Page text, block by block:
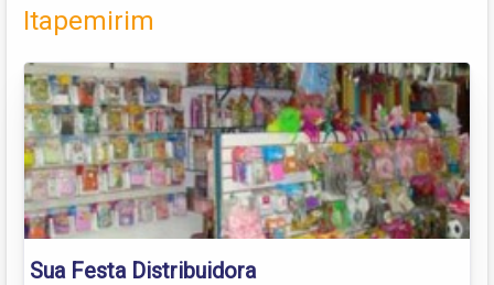
Itapemirim
Sua Festa Distribuidora